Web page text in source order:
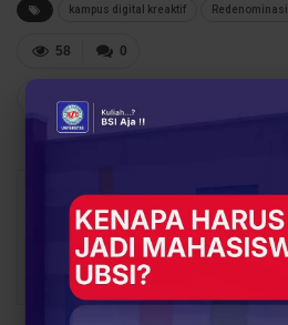
kampus digital kreaktif Redenominasi
0
58
Safika Rahman
Comments